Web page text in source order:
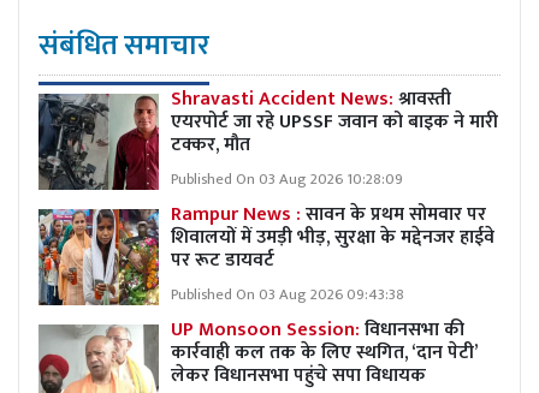
संबंधित समाचार
Shravasti Accident News:श्रावस्ती
एयरपोर्ट जा रहे UPSSF जवान को बाइक ने मारी
टक्कर, मौत
Published On 03 Aug 2026 10:28:09
Rampur News :सावन के प्रथम सोमवार पर
शिवालयों में उमड़ी भीड़, सुरक्षा के मद्देनजर हाईवे
पर रूट डायवर्ट
Published On 03 Aug 2026 09:43:38
UP Monsoon Session:विधानसभा की
कार्रवाही कल तक के लिए स्थगित, ‘दान पेटी’
लेकर विधानसभा पहुंचे सपा विधायक